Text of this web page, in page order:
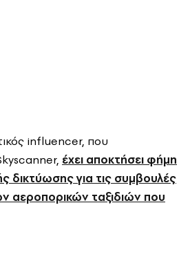
influencer, που
έχει αποκτήσει φήμη
δικτύωσης για τις συμβουλές
αεροπορικών ταξιδιών που